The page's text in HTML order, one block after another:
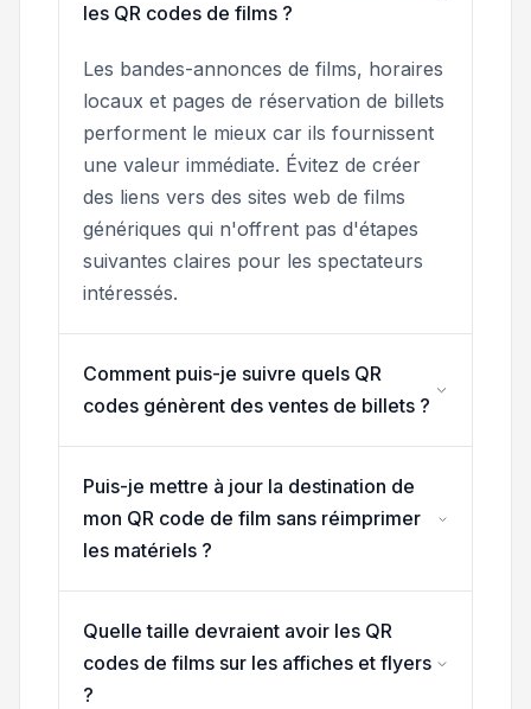
les QR codes de films ?
Les bandes-annonces de films, horaires
locaux et pages de réservation de billets
performent le mieux car ils fournissent
une valeur immédiate. Évitez de créer
des liens vers des sites web de films
génériques qui n'offrent pas d'étapes
suivantes claires pour les spectateurs
intéressés.
Comment puis-je suivre quels QR
codes génèrent des ventes de billets ?
Puis-je mettre à jour la destination de
mon QR code de film sans réimprimer
les matériels ?
Quelle taille devraient avoir les QR
codes de films sur les affiches et flyers
?